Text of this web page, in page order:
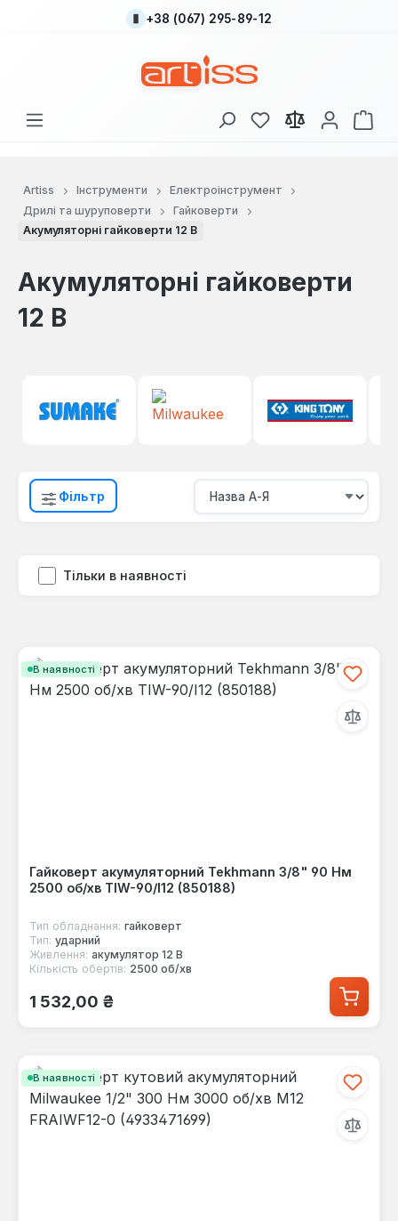
Перейти до основного вмісту
+38 (067) 295-89-12
У вас є 0 у списку
Artiss Інструменти
Електроінструмент
Дрилі та шуруповерти
Гайковерти
Акумуляторні гайковерти 12 В
Акумуляторні гайковерти
12 В
Фільтр
Тільки в наявності
В наявності
Гайковерт акумуляторний Tekhmann 3/8" 90 Нм
2500 об/хв TIW-90/I12 (850188)
Тип обладнання: гайковерт
Тип: ударний
Живлення: акумулятор 12 В
Кількість обертів: 2500 об/хв
Звичайна ціна:
1 532,00 ₴
В наявності